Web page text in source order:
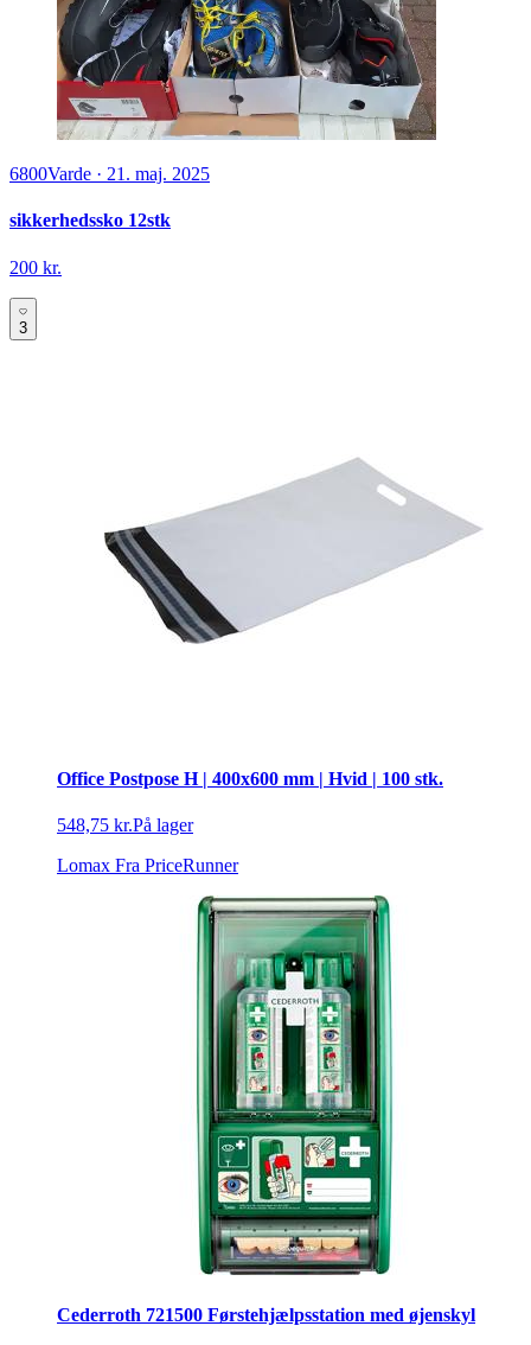
6800Varde · 21. maj. 2025
sikkerhedssko 12stk
200 kr.
3
Office Postpose H | 400x600 mm | Hvid | 100 stk.
548,75 kr.På lager
Lomax Fra PriceRunner
Cederroth 721500 Førstehjælpsstation med øjenskyl